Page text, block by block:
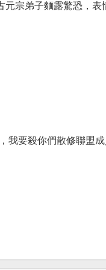
宗弟子麵露驚恐，
我要殺你們散修聯盟成